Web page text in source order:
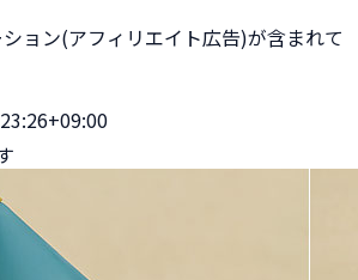
ョン(アフィリエイト広告)が含まれて